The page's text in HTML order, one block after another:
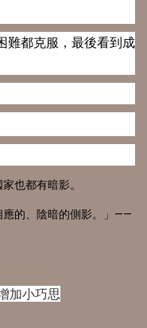
難都克服，最後看到成
也都有暗影。
的、陰暗的側影。」 ——
加小巧思